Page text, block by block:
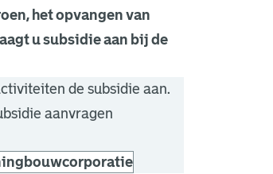
het opvangen van
u subsidie aan bij de
de subsidie aan.
aanvragen